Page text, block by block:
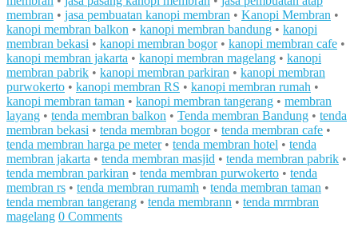
membran • jasa pembuatan kanopi membran • Kanopi Membran •
kanopi membran balkon • kanopi membran bandung • kanopi
membran bekasi • kanopi membran bogor• kanopi membran cafe •
kanopi membran jakarta • kanopi membran magelang • kanopi
membran pabrik • kanopi membran parkiran • kanopi membran
purwokerto • kanopi membran RS • kanopi membran rumah •
kanopi membran taman • kanopi membran tangerang • membran
layang • tenda membran balkon • Tenda membran Bandung • tenda
membran bekasi • tenda membran bogor• tenda membran cafe •
tenda membran harga pe meter• tenda membran hotel • tenda
membran jakarta • tenda membran masjid • tenda membran pabrik •
tenda membran parkiran • tenda membran purwokerto • tenda
membran rs • tenda membran rumamh • tenda membran taman •
tenda membran tangerang • tenda membrann • tenda mrmbran
magelang 0 Comments